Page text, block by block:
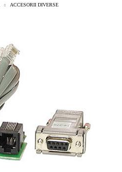
ACCESORII DIVERSE